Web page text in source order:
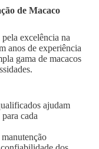
de Macaco
excelência na
anos de experiência
gama de macacos
ajudam
cada